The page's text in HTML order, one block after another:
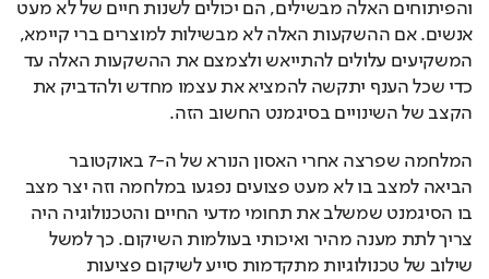
הקצב של השינויים בסיגמנט החשוב הזה.
המלחמה שפרצה אחרי האסון הנורא של ה-7 באוקטובר